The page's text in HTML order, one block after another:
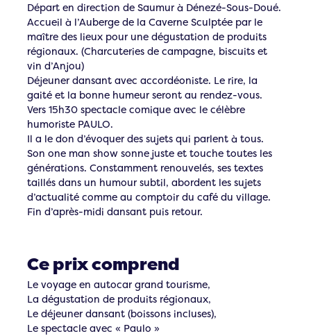
Départ en direction de Saumur à Dénezé-Sous-Doué.
Accueil à l’Auberge de la Caverne Sculptée par le
maître des lieux pour une dégustation de produits
régionaux. (Charcuteries de campagne, biscuits et
vin d’Anjou)
Déjeuner dansant avec accordéoniste. Le rire, la
gaité et la bonne humeur seront au rendez-vous.
Vers 15h30 spectacle comique avec le célèbre
humoriste PAULO.
Il a le don d’évoquer des sujets qui parlent à tous.
Son one man show sonne juste et touche toutes les
générations. Constamment renouvelés, ses textes
taillés dans un humour subtil, abordent les sujets
d’actualité comme au comptoir du café du village.
Fin d’après-midi dansant puis retour.
Ce prix comprend
Le voyage en autocar grand tourisme,
La dégustation de produits régionaux,
Le déjeuner dansant (boissons incluses),
Le spectacle avec « Paulo »